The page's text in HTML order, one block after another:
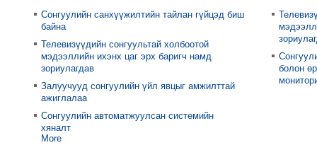
Сонгуулийн санхүүжилтийн тайлан гүйцэд биш
байна
Телевизүүдийн сонгуультай холбоотой
мэдээллийн ихэнх цаг эрх баригч намд
зориулагдав
Залуучууд сонгуулийн үйл явцыг амжилттай
ажиглалаа
Сонгуулийн автоматжуулсан системийн
хяналт
More
болон